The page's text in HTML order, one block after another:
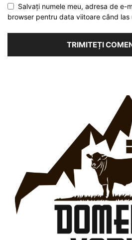
Salvați numele meu, adresa de e-
browser pentru data viitoare când las